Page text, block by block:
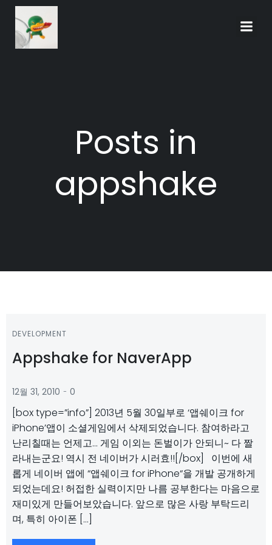
Posts in
appshake
DEVELOPMENT
Appshake for NaverApp
12월 31, 2010 - 0
[box type=”info”] 2013년 5월 30일부로 ‘앱쉐이크 for
iPhone’앱이 소셜게임에서 삭제되었습니다. 참여하라고
난리칠때는 언제고… 게임 이외는 돈벌이가 안되니~ 다 짤
라내는군요! 역시 전 네이버가 시러효!![/box] 이번에 새
롭게 네이버 앱에 “앱쉐이크 for iPhone“을 개발 공개하게
되었는데요! 허접한 실력이지만 나름 공부한다는 마음으로
재미있게 만들어보았습니다. 앞으로 많은 사랑 부탁드리
며, 특히 아이폰 […]